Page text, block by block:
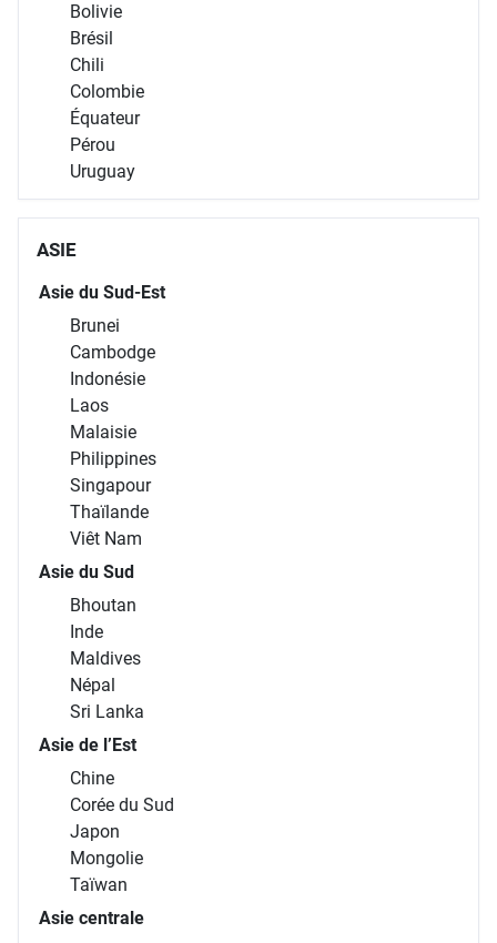
Bolivie
Brésil
Chili
Colombie
Équateur
Pérou
Uruguay
ASIE
Asie du Sud-Est
Brunei
Cambodge
Indonésie
Laos
Malaisie
Philippines
Singapour
Thaïlande
Viêt Nam
Asie du Sud
Bhoutan
Inde
Maldives
Népal
Sri Lanka
Asie de l’Est
Chine
Corée du Sud
Japon
Mongolie
Taïwan
Asie centrale